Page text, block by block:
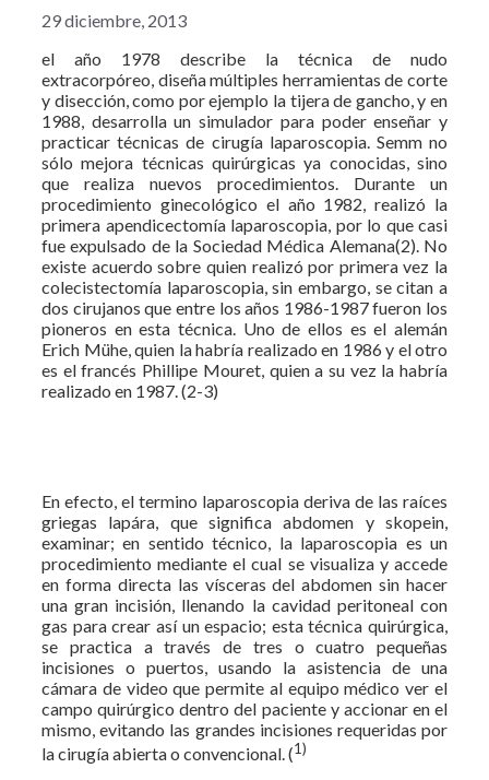
29 diciembre, 2013
el año 1978 describe la técnica de nudo
extracorpóreo, diseña múltiples herramientas de corte
y disección, como por ejemplo la tijera de gancho, y en
1988, desarrolla un simulador para poder enseñar y
practicar técnicas de cirugía laparoscopia. Semm no
sólo mejora técnicas quirúrgicas ya conocidas, sino
que realiza nuevos procedimientos. Durante un
procedimiento ginecológico el año 1982, realizó la
primera apendicectomía laparoscopia, por lo que casi
fue expulsado de la Sociedad Médica Alemana(2). No
existe acuerdo sobre quien realizó por primera vez la
colecistectomía laparoscopia, sin embargo, se citan a
dos cirujanos que entre los años 1986-1987 fueron los
pioneros en esta técnica. Uno de ellos es el alemán
Erich Mühe, quien la habría realizado en 1986 y el otro
es el francés Phillipe Mouret, quien a su vez la habría
realizado en 1987. (2-3)
En efecto, el termino laparoscopia deriva de las raíces
griegas lapára, que significa abdomen y skopein,
examinar; en sentido técnico, la laparoscopia es un
procedimiento mediante el cual se visualiza y accede
en forma directa las vísceras del abdomen sin hacer
una gran incisión, llenando la cavidad peritoneal con
gas para crear así un espacio; esta técnica quirúrgica,
se practica a través de tres o cuatro pequeñas
incisiones o puertos, usando la asistencia de una
cámara de video que permite al equipo médico ver el
campo quirúrgico dentro del paciente y accionar en el
mismo, evitando las grandes incisiones requeridas por
la cirugía abierta o convencional. (1)